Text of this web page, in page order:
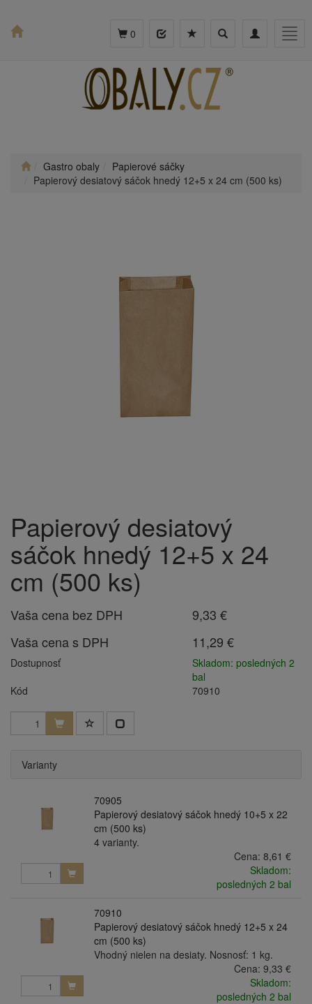
Toggle
Toggle
0
Gastro obaly
Papierové sáčky
Papierový desiatový sáčok hnedý 12+5 x 24 cm (500 ks)
Papierový desiatový
sáčok hnedý 12+5 x 24
cm (500 ks)
Vaša cena bez DPH
9,33 €
Vaša cena s DPH
11,29 €
Dostupnosť
Skladom: posledných 2
bal
Kód
70910
Varianty
70905
Papierový desiatový sáčok hnedý 10+5 x 22
cm (500 ks)
4 varianty.
Cena: 8,61 €
Skladom:
posledných 2 bal
70910
Papierový desiatový sáčok hnedý 12+5 x 24
cm (500 ks)
Vhodný nielen na desiaty. Nosnosť: 1 kg.
Cena: 9,33 €
Skladom:
posledných 2 bal